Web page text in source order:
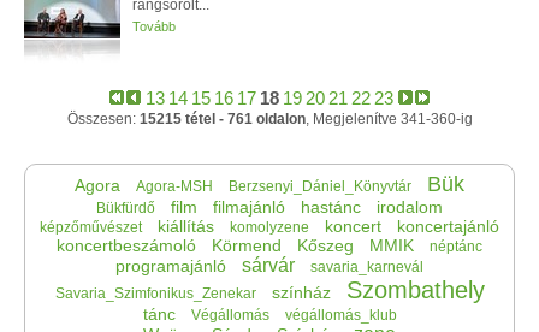
rangsorolt...
Tovább
13 14 15 16 17 18 19 20 21 22 23
Összesen: 15215 tétel - 761 oldalon, Megjelenítve 341-360-ig
Agora Agora-MSH Berzsenyi_Dániel_Könyvtár Bük
Bükfürdő film filmajánló hastánc irodalom
képzőművészet kiállítás komolyzene koncert
koncertajánló
koncertbeszámoló
Körmend Kőszeg MMIK néptánc
programajánló sárvár
savaria_karnevál
Savaria_Szimfonikus_Zenekar
színház Szombathely
tánc Végállomás végállomás_klub